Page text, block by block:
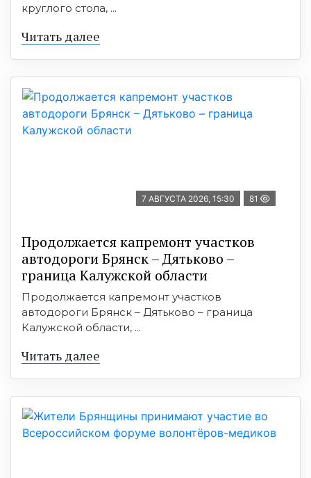
круглого стола, ...
Читать далее
7 АВГУСТА 2026, 15:30 81
Продолжается капремонт участков
автодороги Брянск – Дятьково –
граница Калужской области
Продолжается капремонт участков
автодороги Брянск – Дятьково – граница
Калужской области, ...
Читать далее